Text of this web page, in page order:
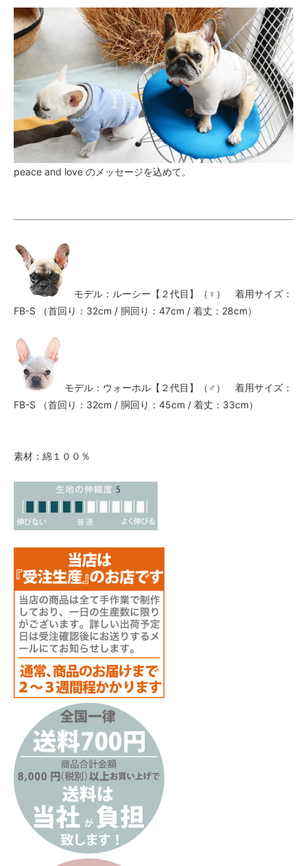
peace and love のメッセージを込めて。
モデル：ルーシー【２代目】（♀） 着用サイズ：
FB-S （首回り：32cm / 胴回り：47cm / 着丈：28cm）
モデル：ウォーホル【２代目】（♂） 着用サイズ：
FB-S （首回り：32cm / 胴回り：45cm / 着丈：33cm）
素材：綿１００％